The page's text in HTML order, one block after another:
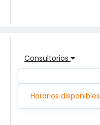
Consultorios
Horarios disponibles